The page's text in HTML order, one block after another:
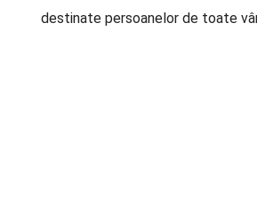
destinate persoanelor de toate